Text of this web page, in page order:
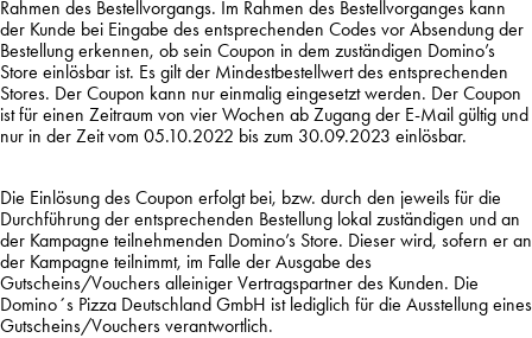
Rahmen des Bestellvorgangs. Im Rahmen des Bestellvorganges kann
der Kunde bei Eingabe des entsprechenden Codes vor Absendung der
Bestellung erkennen, ob sein Coupon in dem zuständigen Domino’s
Store einlösbar ist. Es gilt der Mindestbestellwert des entsprechenden
Stores. Der Coupon kann nur einmalig eingesetzt werden. Der Coupon
ist für einen Zeitraum von vier Wochen ab Zugang der E-Mail gültig und
nur in der Zeit vom 05.10.2022 bis zum 30.09.2023 einlösbar.
Die Einlösung des Coupon erfolgt bei, bzw. durch den jeweils für die
Durchführung der entsprechenden Bestellung lokal zuständigen und an
der Kampagne teilnehmenden Domino’s Store. Dieser wird, sofern er an
der Kampagne teilnimmt, im Falle der Ausgabe des
Gutscheins/Vouchers alleiniger Vertragspartner des Kunden. Die
Domino´s Pizza Deutschland GmbH ist lediglich für die Ausstellung eines
Gutscheins/Vouchers verantwortlich.